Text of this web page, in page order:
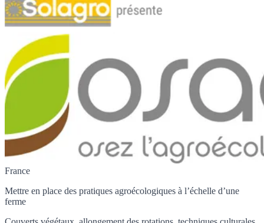
France
Mettre en place des pratiques agroécologiques à l’échelle d’une
ferme